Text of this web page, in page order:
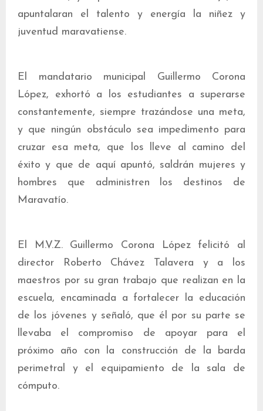
apuntalaran el talento y energía la niñez y
juventud maravatiense.
El mandatario municipal Guillermo Corona
López, exhortó a los estudiantes a superarse
constantemente, siempre trazándose una meta,
y que ningún obstáculo sea impedimento para
cruzar esa meta, que los lleve al camino del
éxito y que de aquí apuntó, saldrán mujeres y
hombres que administren los destinos de
Maravatío.
El M.V.Z. Guillermo Corona López felicitó al
director Roberto Chávez Talavera y a los
maestros por su gran trabajo que realizan en la
escuela, encaminada a fortalecer la educación
de los jóvenes y señaló, que él por su parte se
llevaba el compromiso de apoyar para el
próximo año con la construcción de la barda
perimetral y el equipamiento de la sala de
cómputo.